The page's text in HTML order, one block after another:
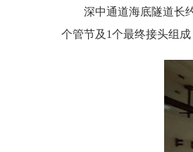
深中通道海底隧道长
个管节及1个最终接头组